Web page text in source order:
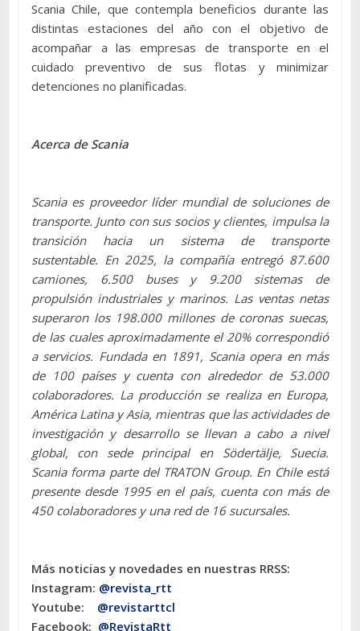
Scania Chile, que contempla beneficios durante las
distintas estaciones del año con el objetivo de
acompañar a las empresas de transporte en el
cuidado preventivo de sus flotas y minimizar
detenciones no planificadas.
Acerca de Scania
Scania es proveedor líder mundial de soluciones de
transporte. Junto con sus socios y clientes, impulsa la
transición hacia un sistema de transporte
sustentable. En 2025, la compañía entregó 87.600
camiones, 6.500 buses y 9.200 sistemas de
propulsión industriales y marinos. Las ventas netas
superaron los 198.000 millones de coronas suecas,
de las cuales aproximadamente el 20% correspondió
a servicios. Fundada en 1891, Scania opera en más
de 100 países y cuenta con alrededor de 53.000
colaboradores. La producción se realiza en Europa,
América Latina y Asia, mientras que las actividades de
investigación y desarrollo se llevan a cabo a nivel
global, con sede principal en Södertälje, Suecia.
Scania forma parte del TRATON Group. En Chile está
presente desde 1995 en el país, cuenta con más de
450 colaboradores y una red de 16 sucursales.
Más noticias y novedades en nuestras RRSS:
Instagram: @revista_rtt
Youtube: @revistarttcl
Facebook: @RevistaRtt